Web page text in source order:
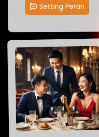
Setting Peran